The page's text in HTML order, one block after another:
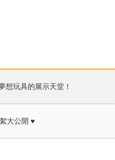
想玩具的展示天堂！
大公開 ♥